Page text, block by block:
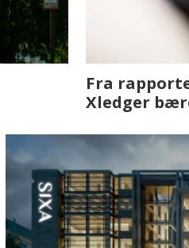
Fenistra endrer
ser vi på fremtiden